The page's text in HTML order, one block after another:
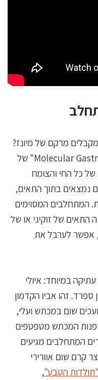
מרקם של מיונז?
את ההסבר מצאתי בספר "Molecular Gastronomy" של
כל החי והצומח
נמצאים בתוך התאים,
המתחלבים המסוימים
התאים של זוקיני או של
אפשר לערבל את
במיוחד: איולי
ספרד. זהו אביו הקדמון
שום במכתש ועלי,
המכתש מטפטפים
המתחלבים מגיעים
קרם שום אוורירי
,